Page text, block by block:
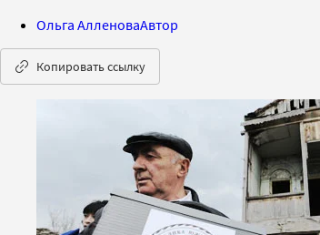
Ольга АлленоваАвтор
Копировать ссылку